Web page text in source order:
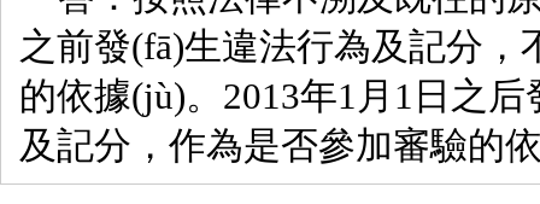
之前發(fā)生違法行為及記分，
的依據(jù)。2013年1月1日之
及記分，作為是否參加審驗的